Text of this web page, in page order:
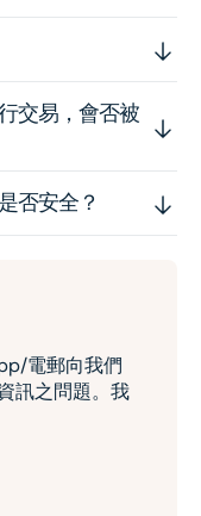
交易，會否被
否安全？
電郵向我們
訊之問題。我